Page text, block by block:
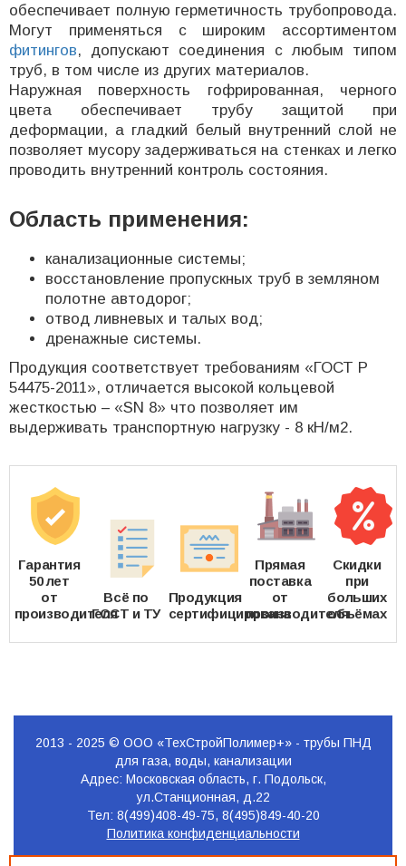
обеспечивает полную герметичность трубопровода.
Могут применяться с широким ассортиментом
фитингов, допускают соединения с любым типом
труб, в том числе из других материалов.
Наружная поверхность гофрированная, черного
цвета обеспечивает трубу защитой при
деформации, а гладкий белый внутренний слой не
позволяет мусору задерживаться на стенках и легко
проводить внутренний контроль состояния.
Область применения:
канализационные системы;
восстановление пропускных труб в земляном
полотне автодорог;
отвод ливневых и талых вод;
дренажные системы.
Продукция соответствует требованиям «ГОСТ Р
54475-2011», отличается высокой кольцевой
жесткостью – «SN 8» что позволяет им
выдерживать транспортную нагрузку - 8 кН/м2.
Гарантия
50 лет
от
производителя
Всё по
ГОСТ и ТУ
Продукция
сертифицирована
Прямая
поставка
от
производителя
Скидки
при
больших
объёмах
2013 - 2025 © ООО «ТехСтройПолимер+» - трубы ПНД
для газа, воды, канализации
Адрес: Московская область, г. Подольск,
ул.Станционная, д.22
Тел: 8(499)408-49-75, 8(495)849-40-20
Политика конфиденциальности